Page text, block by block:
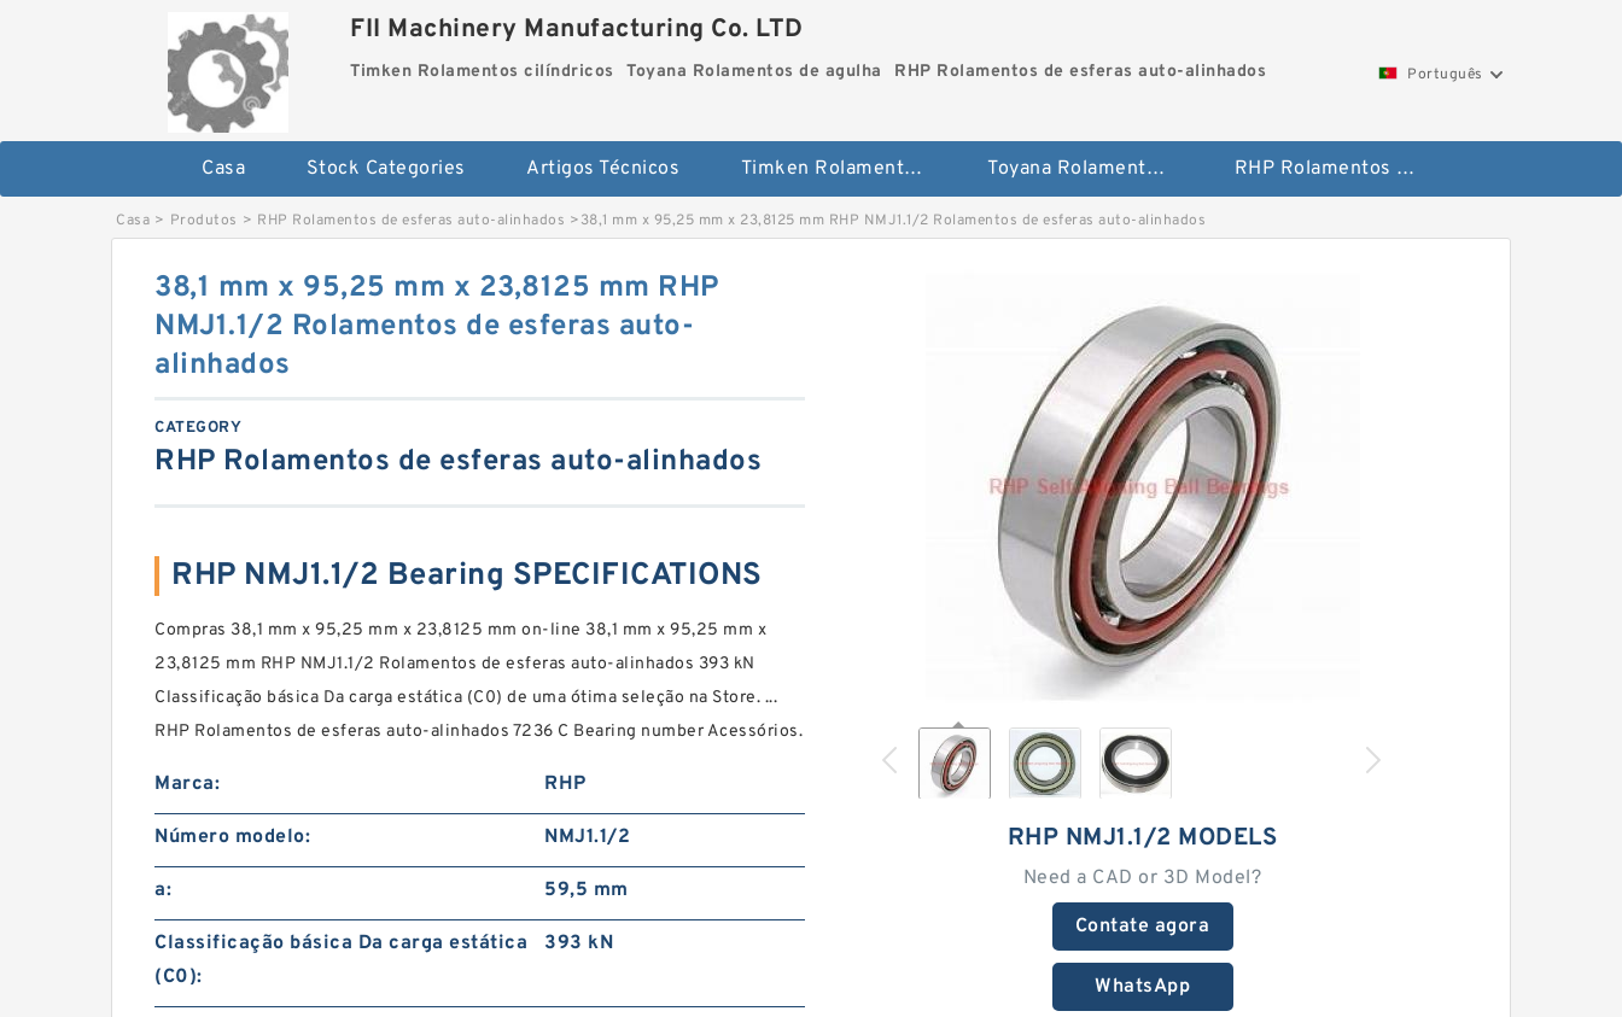
FII Machinery Manufacturing Co. LTD
Timken Rolamentos cilíndricos Toyana Rolamentos de agulha RHP Rolamentos de esferas auto-alinhados Português
Casa Stock Categories Artigos Técnicos Timken Rolamentos cilíndricos Toyana Rolamentos de agulha RHP Rolamentos de esferas auto-alinhados
Casa > Produtos > RHP Rolamentos de esferas auto-alinhados >38,1 mm x 95,25 mm x 23,8125 mm RHP NMJ1.1/2 Rolamentos de esferas auto-alinhados
RHP NMJ1.1/2 MODELS
Need a CAD or 3D Model?
Contate agora
WhatsApp
38,1 mm x 95,25 mm x 23,8125 mm RHP
NMJ1.1/2 Rolamentos de esferas auto-
alinhados
CATEGORY
RHP Rolamentos de esferas auto-alinhados
RHP NMJ1.1/2 Bearing SPECIFICATIONS
Compras 38,1 mm x 95,25 mm x 23,8125 mm on-line 38,1 mm x 95,25 mm x
23,8125 mm RHP NMJ1.1/2 Rolamentos de esferas auto-alinhados 393 kN
Classificação básica Da carga estática (C0) de uma ótima seleção na Store. ...
RHP Rolamentos de esferas auto-alinhados 7236 C Bearing number Acessórios.
Marca: RHP
Número modelo: NMJ1.1/2
a: 59,5 mm
Classificação básica Da carga estática
(C0):
393 kN